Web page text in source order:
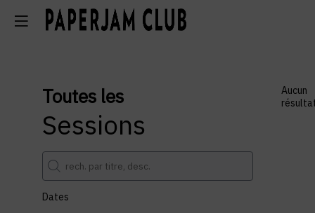
Toutes les
Sessions
Dates
Aucun